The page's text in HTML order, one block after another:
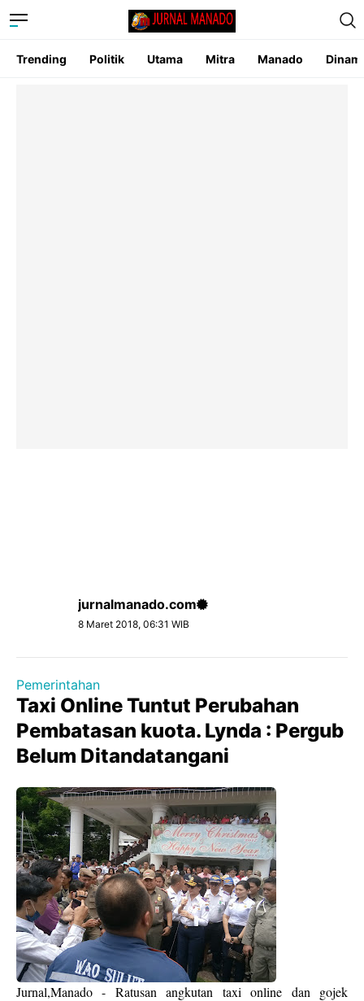
Trending Politik Utama Mitra Manado
jurnalmanado.com
8 Maret 2018, 06:31 WIB
Pemerintahan
Taxi Online Tuntut Perubahan
Pembatasan kuota. Lynda : Pergub
Belum Ditandatangani
Jurnal,Manado - Ratusan angkutan taxi online dan gojek